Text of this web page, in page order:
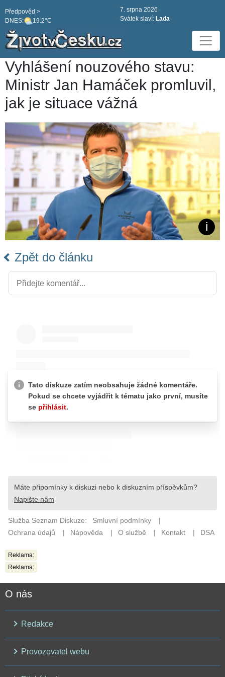
DNES: 19.2°C
Předpověd >
7. srpna 2026
Svátek slaví: Lada
Vyhlášení nouzového stavu:
Ministr Jan Hamáček promluvil,
jak je situace vážná
Zpět do článku
Reklama:
Reklama:
O nás
Redakce
Provozovatel webu